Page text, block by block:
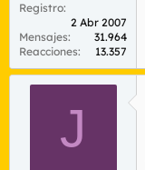
Registro
2 Abr 2007
Mensajes
31.964
Reacciones
13.357
J